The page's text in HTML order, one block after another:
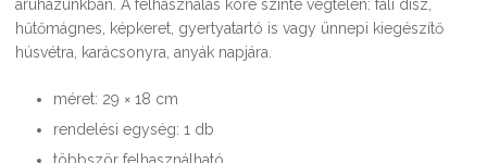
áruházunkban. A felhasználás köre szinte végtelen: fali dísz,
hűtőmágnes, képkeret, gyertyatartó is vagy ünnepi kiegészítő
húsvétra, karácsonyra, anyák napjára.
méret: 29 × 18 cm
rendelési egység: 1 db